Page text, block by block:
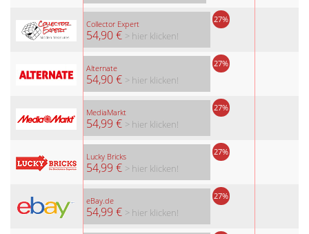
Collector Expert
54,90 €
27%
> hier klicken!
Alternate
54,90 €
27%
> hier klicken!
MediaMarkt
54,99 €
27%
> hier klicken!
Lucky Bricks
54,99 €
27%
> hier klicken!
eBay.de
54,99 €
27%
> hier klicken!